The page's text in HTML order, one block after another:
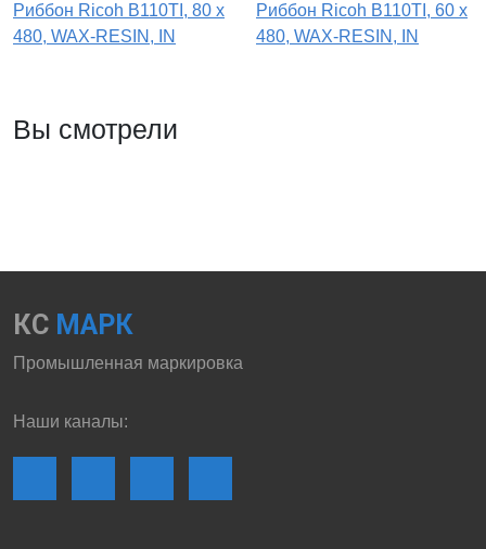
Риббон Ricoh B110TI, 80 х
480, WAX-RESIN, IN
Риббон Ricoh B110TI, 60 х
480, WAX-RESIN, IN
Вы смотрели
КС МАРК
Промышленная маркировка
Наши каналы: